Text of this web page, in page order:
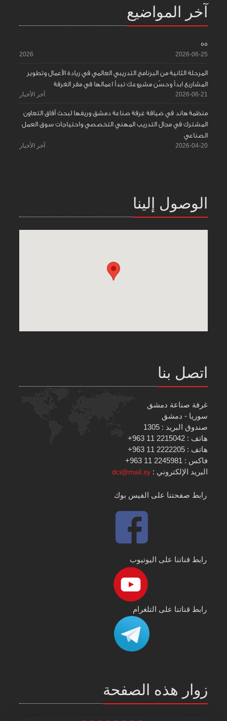
آخر المواضيع
55
2026-06-25
2026
المرحلة الثانية من البرنامج التدريبي العالمي في ريادة الأعمال وتطوير
المشاريع ابدأ وحسّن مشروعك تبدأ اعمالها في مقر الغرفة
2026-06-21 آخر الأخبار
منظمة هاند في ضيافة غرفة صناعة دمشق وريفها لبحث آفاق التعاون
المشترك في مجال التدريب المهني التخصصي واحتياجات سوق العمل
الصناعي
2026-04-20 آخر الأخبار
الوصول إلينا
اتصل بنا
غرفة صناعة دمشق
سوريا - دمشق
صندوق البريد : 1305
هاتف : 2215042 11 963+
هاتف : 2222205 11 963+
فاكس : 2245981 11 963+
البريد الإلكتروني :dci@mail.sy
رابط صفحتنا على الفيس بوك
رابط قناتنا على اليوتيوب
رابط قناتنا على التلغرام
زوار هذه الصفحة